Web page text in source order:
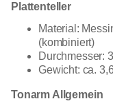
Plattenteller
Material:
(kombiniert)
Durchmesser:
Gewicht: ca.
Tonarm Allgemein